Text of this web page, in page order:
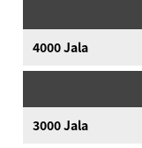
4000 Jala
3000 Jala